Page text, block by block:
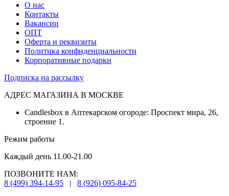
О нас
Контакты
Вакансии
ОПТ
Оферта и реквизиты
Политика конфиденциальности
Корпоративные подарки
Подписка на рассылку
АДРЕС МАГАЗИНА В МОСКВЕ
Candlesbox в Аптекарском огороде: Проспект мира, 26,
строение 1.
Режим работы
Каждый день 11.00-21.00
ПОЗВОНИТЕ НАМ:
8 (499) 394-14-95
| 8 (926) 095-84-25